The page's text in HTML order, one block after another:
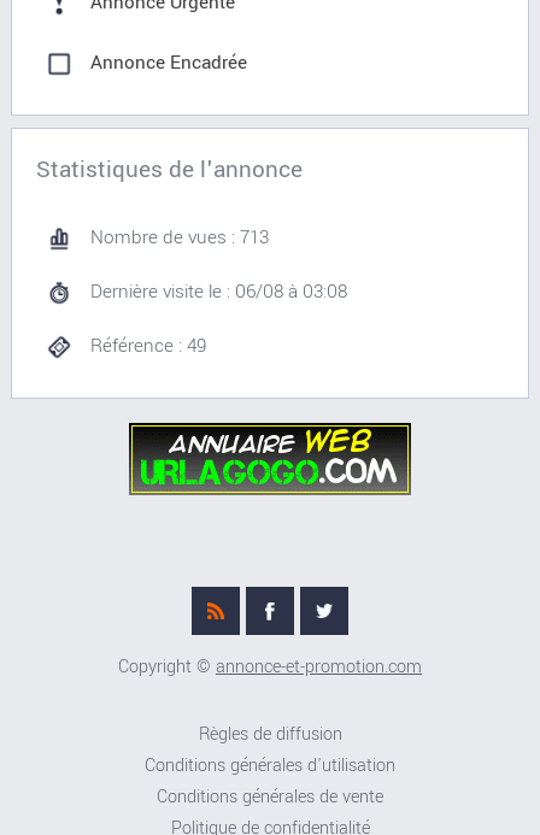
Annonce Encadrée
Statistiques de l'annonce
Nombre de vues : 713
Dernière visite le : 06/08 à 03:08
Référence : 49
Copyright © annonce-et-promotion.com
Règles de diffusion
Conditions générales d'utilisation
Conditions générales de vente
Politique de confidentialité